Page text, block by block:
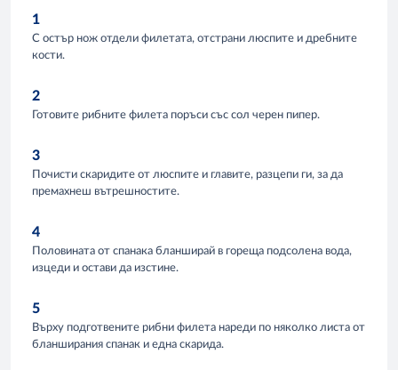
1
С остър нож отдели филетата, отстрани люспите и дребните
кости.
2
Готовите рибните филета поръси със сол черен пипер.
3
Почисти скаридите от люспите и главите, разцепи ги, за да
премахнеш вътрешностите.
4
Половината от спанака бланширай в гореща подсолена вода,
изцеди и остави да изстине.
5
Върху подготвените рибни филета нареди по няколко листа от
бланширания спанак и една скарида.